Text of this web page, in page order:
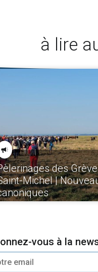
à lire
des
Michel |
vous à la